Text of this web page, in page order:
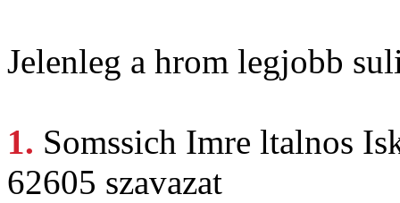
Jelenleg a hrom legjobb
1. Somssich Imre ltalnos
62605 szavazat